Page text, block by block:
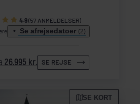
4.9(57 ANMELDELSER)
Se afrejsedatoer (2)
26.995 kr. SE REJSE
SE KORT